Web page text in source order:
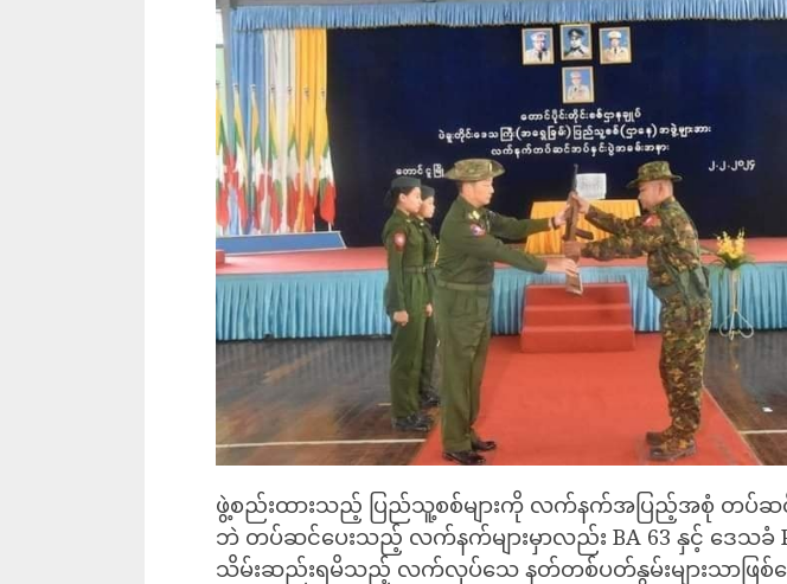
ဖွဲ့စည်းထားသည့် ပြည်သူ့စစ်များကို လက်နက်အပြည့်အစုံ တပ်ဆင်နို
ဘဲ တပ်ဆင်ပေးသည့် လက်နက်များမှာလည်း BA 63 နှင့် ဒေသခံ
သိမ်းဆည်းရမိသည့် လက်လုပ်သေ နတ်တစ်ပတ်နွမ်းများသာဖြစ်က